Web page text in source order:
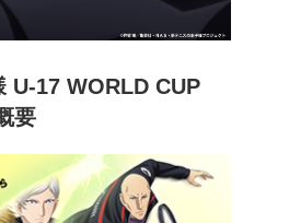
U-17 WORLD CUP
要